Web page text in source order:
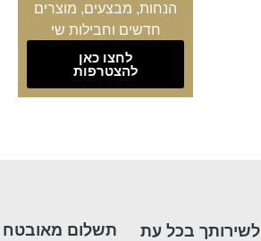
הנחות, מבצעים, מוצרים
חדשים וחבילות שי
לחצו כאן
להצטרפות
לשירותך בכל עת תשלום מאובטח